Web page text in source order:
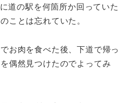
道の駅を何箇所か回っていた
ことは忘れていた。
お肉を食べた後、下道で帰っ
偶然見つけたのでよってみ